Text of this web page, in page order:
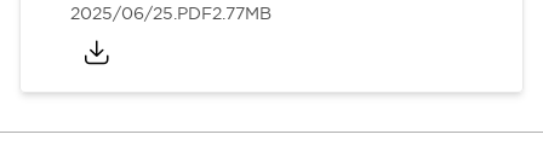
2025/06/25.PDF2.77MB